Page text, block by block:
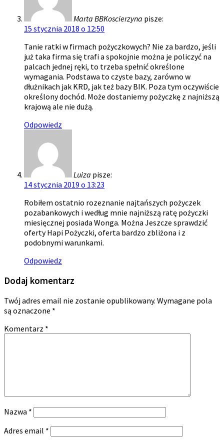
Marta BBKoscierzyna pisze:
15 stycznia 2018 o 12:50
Tanie ratki w firmach pożyczkowych? Nie za bardzo, jeśli
już taka firma się trafi a spokojnie można je policzyć na
palcach jednej ręki, to trzeba spełnić określone
wymagania. Podstawa to czyste bazy, zarówno w
dłużnikach jak KRD, jak też bazy BIK. Poza tym oczywiście
określony dochód. Może dostaniemy pożyczkę z najniższą
krajową ale nie dużą.
Odpowiedz
Luiza pisze:
14 stycznia 2019 o 13:23
Robiłem ostatnio rozeznanie najtańszych pożyczek
pozabankowych i według mnie najniższą ratę pożyczki
miesięcznej posiada Wonga. Można Jeszcze sprawdzić
oferty Hapi Pożyczki, oferta bardzo zbliżona i z
podobnymi warunkami.
Odpowiedz
Dodaj komentarz
Twój adres email nie zostanie opublikowany. Wymagane pola
są oznaczone *
Komentarz *
Nazwa *
Adres email *